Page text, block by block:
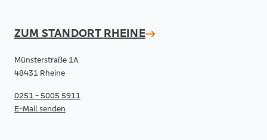
ZUM STANDORT RHEINE
Münsterstraße 1A
48431 Rheine
0251 - 5005 5911
E-Mail senden